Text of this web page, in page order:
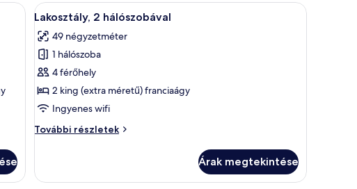
amely keretben van a falon.
íróasztal, sötétítőfüggöny és ingyenes wifi
A
következő
szoba
összes
képének
megtekintése:
Lakosztály,
hálószobával
Egy szállodai szoba, amelyben egy ágy, egy
6
Lakosztály, 2 hálószobával
49 négyzetméter
1 hálószoba
4 férőhely
2 king (extra méretű) franciaágy
Ingyenes wifi
További részletek
Lakosztály,
részletei
Árak megtekintése